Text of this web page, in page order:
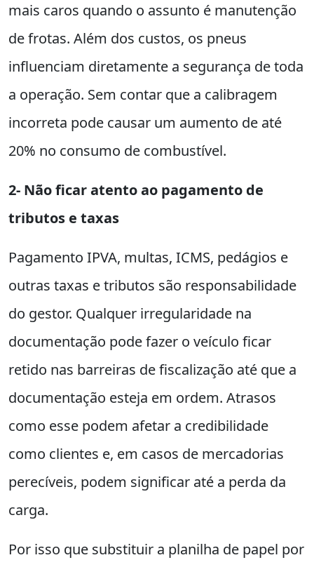
mais caros quando o assunto é manutenção
de frotas. Além dos custos, os pneus
influenciam diretamente a segurança de toda
a operação. Sem contar que a calibragem
incorreta pode causar um aumento de até
20% no consumo de combustível.
2- Não ficar atento ao pagamento de
tributos e taxas
Pagamento IPVA, multas, ICMS, pedágios e
outras taxas e tributos são responsabilidade
do gestor. Qualquer irregularidade na
documentação pode fazer o veículo ficar
retido nas barreiras de fiscalização até que a
documentação esteja em ordem. Atrasos
como esse podem afetar a credibilidade
como clientes e, em casos de mercadorias
perecíveis, podem significar até a perda da
carga.
Por isso que substituir a planilha de papel por